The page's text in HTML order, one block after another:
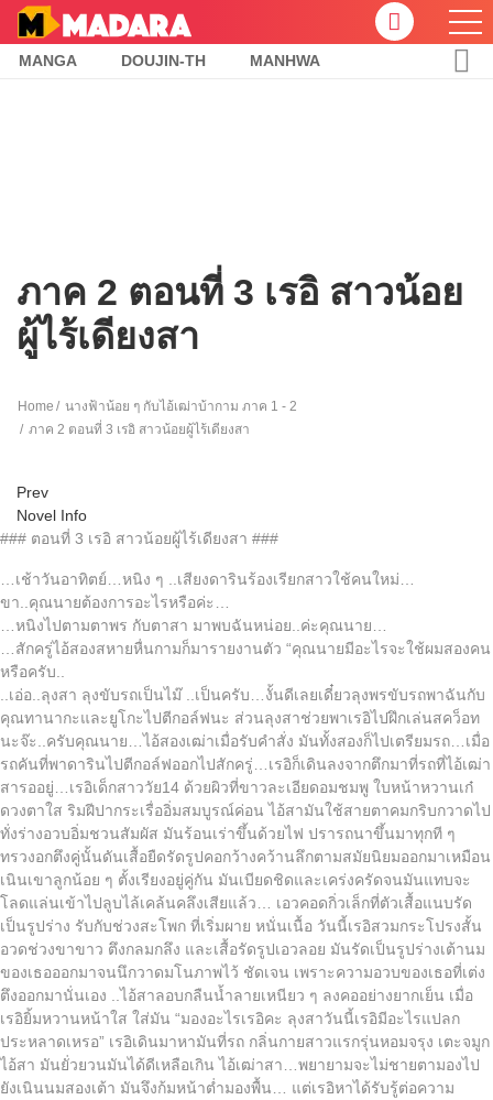
MANGA DOUJIN-TH MANHWA
ภาค 2 ตอนที่ 3 เรอิ สาวน้อย
ผู้ไร้เดียงสา
Home
นางฟ้าน้อย ๆ กับไอ้เฒ่าบ้ากาม ภาค 1 - 2
ภาค 2 ตอนที่ 3 เรอิ สาวน้อยผู้ไร้เดียงสา
Prev
Novel Info
### ตอนที่ 3 เรอิ สาวน้อยผู้ไร้เดียงสา ###
…เช้าวันอาทิตย์…หนิง ๆ ..เสียงดารินร้องเรียกสาวใช้คนใหม่…
ขา..คุณนายต้องการอะไรหรือค่ะ…
…หนิงไปตามตาพร กับตาสา มาพบฉันหน่อย..ค่ะคุณนาย…
…สักครู่ไอ้สองสหายหื่นกามก็มารายงานตัว “คุณนายมีอะไรจะใช้ผมสองคน
หรือครับ..
..เอ่อ..ลุงสา ลุงขับรถเป็นไม๊ ..เป็นครับ…งั้นดีเลยเดี๋ยวลุงพรขับรถพาฉันกับ
คุณทานากะและยูโกะไปตีกอล์ฟนะ ส่วนลุงสาช่วยพาเรอิไปฝึกเล่นสคว็อท
นะจ๊ะ..ครับคุณนาย…ไอ้สองเฒ่าเมื่อรับคำสั่ง มันทั้งสองก็ไปเตรียมรถ…เมื่อ
รถคันที่พาดารินไปตีกอล์ฟออกไปสักครู่…เรอิก็เดินลงจากตึกมาที่รถที่ไอ้เฒ่า
สารออยู่…เรอิเด็กสาววัย14 ด้วยผิวที่ขาวละเอียดอมชมพู ใบหน้าหวานเก๋
ดวงตาใส ริมฝีปากระเรื่ออิ่มสมบูรณ์ค่อน ไอ้สามันใช้สายตาคมกริบกวาดไป
ทั่งร่างอวบอิ่มชวนสัมผัส มันร้อนเร่าขึ้นด้วยไฟ ปรารถนาขึ้นมาทุกที ๆ
ทรวงอกตึงคู่นั้นดันเสื้อยืดรัดรูปคอกว้างคว้านลึกตามสมัยนิยมออกมาเหมือน
เนินเขาลูกน้อย ๆ ตั้งเรียงอยู่คู่กัน มันเบียดชิดและเคร่งครัดจนมันแทบจะ
โลดแล่นเข้าไปลูบไล้เคล้นคลึงเสียแล้ว… เอวคอดกิ่วเล็กที่ตัวเสื้อแนบรัด
เป็นรูปร่าง รับกับช่วงสะโพก ที่เริ่มผาย หนั่นเนื้อ วันนี้เรอิสวมกระโปรงสั้น
อวดช่วงขาขาว ตึงกลมกลึง และเสื้อรัดรูปเอวลอย มันรัดเป็นรูปร่างเต้านม
ของเธอออกมาจนนึกวาดมโนภาพไว้ ชัดเจน เพราะความอวบของเธอที่เต่ง
ตึงออกมานั่นเอง ..ไอ้สาลอบกลืนน้ำลายเหนียว ๆ ลงคออย่างยากเย็น เมื่อ
เรอิยิ้มหวานหน้าใส ใส่มัน “มองอะไรเรอิคะ ลุงสาวันนี้เรอิมีอะไรแปลก
ประหลาดเหรอ” เรอิเดินมาหามันที่รถ กลิ่นกายสาวแรกรุ่นหอมจรุง เตะจมูก
ไอ้สา มันยั่วยวนมันได้ดีเหลือเกิน ไอ้เฒ่าสา…พยายามจะไม่ชายตามองไป
ยังเนินนมสองเต้า มันจึงก้มหน้าต่ำมองพื้น… แต่เรอิหาได้รับรู้ต่อความ